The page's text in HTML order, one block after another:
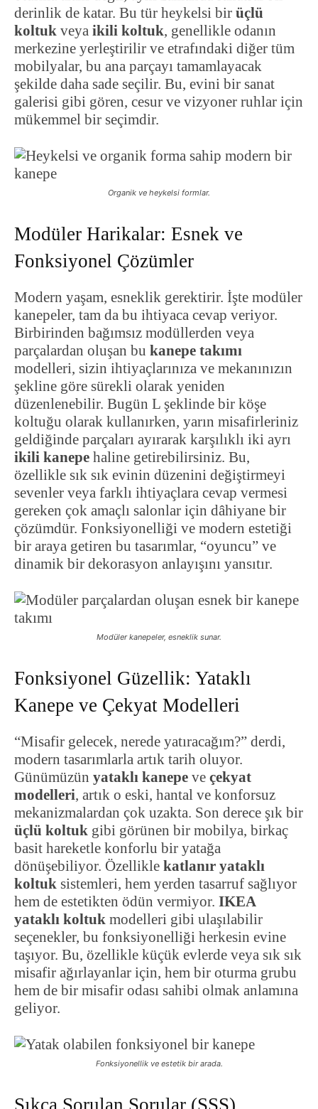
derinlik de katar. Bu tür heykelsi bir üçlü
koltuk veya ikili koltuk, genellikle odanın
merkezine yerleştirilir ve etrafındaki diğer tüm
mobilyalar, bu ana parçayı tamamlayacak
şekilde daha sade seçilir. Bu, evini bir sanat
galerisi gibi gören, cesur ve vizyoner ruhlar için
mükemmel bir seçimdir.
Organik ve heykelsi formlar.
Modüler Harikalar: Esnek ve
Fonksiyonel Çözümler
Modern yaşam, esneklik gerektirir. İşte modüler
kanepeler, tam da bu ihtiyaca cevap veriyor.
Birbirinden bağımsız modüllerden veya
parçalardan oluşan bu kanepe takımı
modelleri, sizin ihtiyaçlarınıza ve mekanınızın
şekline göre sürekli olarak yeniden
düzenlenebilir. Bugün L şeklinde bir köşe
koltuğu olarak kullanırken, yarın misafirleriniz
geldiğinde parçaları ayırarak karşılıklı iki ayrı
ikili kanepe haline getirebilirsiniz. Bu,
özellikle sık sık evinin düzenini değiştirmeyi
sevenler veya farklı ihtiyaçlara cevap vermesi
gereken çok amaçlı salonlar için dâhiyane bir
çözümdür. Fonksiyonelliği ve modern estetiği
bir araya getiren bu tasarımlar, “oyuncu” ve
dinamik bir dekorasyon anlayışını yansıtır.
Modüler kanepeler, esneklik sunar.
Fonksiyonel Güzellik: Yataklı
Kanepe ve Çekyat Modelleri
“Misafir gelecek, nerede yatıracağım?” derdi,
modern tasarımlarla artık tarih oluyor.
Günümüzün yataklı kanepe ve çekyat
modelleri, artık o eski, hantal ve konforsuz
mekanizmalardan çok uzakta. Son derece şık bir
üçlü koltuk gibi görünen bir mobilya, birkaç
basit hareketle konforlu bir yatağa
dönüşebiliyor. Özellikle katlanır yataklı
koltuk sistemleri, hem yerden tasarruf sağlıyor
hem de estetikten ödün vermiyor. IKEA
yataklı koltuk modelleri gibi ulaşılabilir
seçenekler, bu fonksiyonelliği herkesin evine
taşıyor. Bu, özellikle küçük evlerde veya sık sık
misafir ağırlayanlar için, hem bir oturma grubu
hem de bir misafir odası sahibi olmak anlamına
geliyor.
Fonksiyonellik ve estetik bir arada.
Sıkça Sorulan Sorular (SSS)